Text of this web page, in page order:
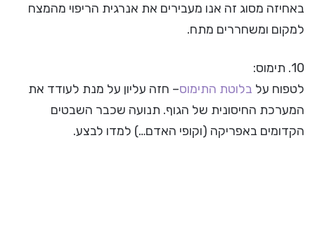
באחיזה מסוג זה אנו מעבירים את אנרגית הריפוי מהמצח
למקום ומשחררים מתח.
10. תימוס:
לטפוח על בלוטת התימוס– חזה עליון על מנת לעודד את
המערכת החיסונית של הגוף. תנועה שכבר השבטים
הקדומים באפריקה (וקופי האדם…) למדו לבצע.